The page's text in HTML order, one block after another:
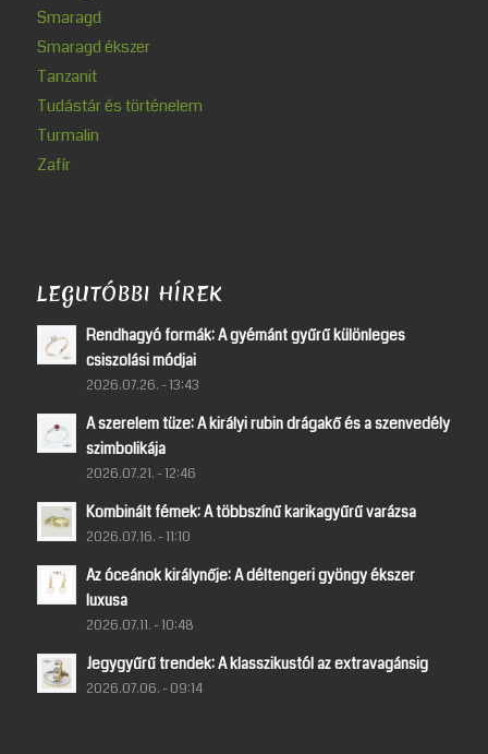
Smaragd
Smaragd ékszer
Tanzanit
Tudástár és történelem
Turmalin
Zafír
LEGUTÓBBI HÍREK
Rendhagyó formák: A gyémánt gyűrű különleges
csiszolási módjai
2026.07.26. - 13:43
A szerelem tüze: A királyi rubin drágakő és a szenvedély
szimbolikája
2026.07.21. - 12:46
Kombinált fémek: A többszínű karikagyűrű varázsa
2026.07.16. - 11:10
Az óceánok királynője: A déltengeri gyöngy ékszer
luxusa
2026.07.11. - 10:48
Jegygyűrű trendek: A klasszikustól az extravagánsig
2026.07.06. - 09:14